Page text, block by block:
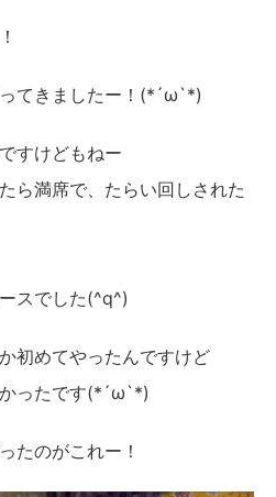
てきましたー！(*´ω`*)
すけどもねー
ら満席で、たらい回しされた
スでした(^q^)
初めてやったんですけど
ったです(*´ω`*)
たのがこれー！